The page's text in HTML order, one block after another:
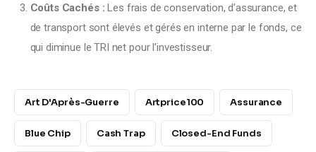
Coûts Cachés : Les frais de conservation, d’assurance, et
de transport sont élevés et gérés en interne par le fonds, ce
qui diminue le TRI net pour l’investisseur.
Art D'Après-Guerre Artprice100 Assurance
Blue Chip Cash Trap Closed-End Funds